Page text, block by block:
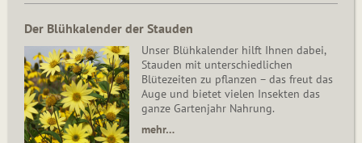
Der Blühkalender der Stauden
Unser Blühkalender hilft Ihnen dabei,
Stauden mit unterschiedlichen
Blütezeiten zu pflanzen – das freut das
Auge und bietet vielen Insekten das
ganze Gartenjahr Nahrung.
mehr…